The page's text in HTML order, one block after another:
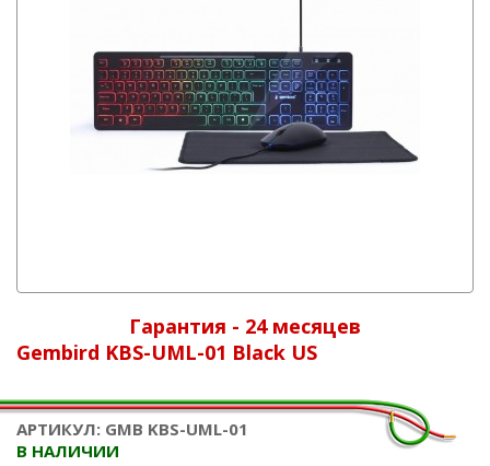
Гарантия - 24 месяцев
Gembird KBS-UML-01 Black US
АРТИКУЛ: GMB KBS-UML-01
В НАЛИЧИИ